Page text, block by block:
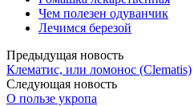
Чем полезен одуванчик
Лечимся березой
Предыдущая новость
Клематис, или ломонос (Clematis)
Следующая новость
О пользе укропа